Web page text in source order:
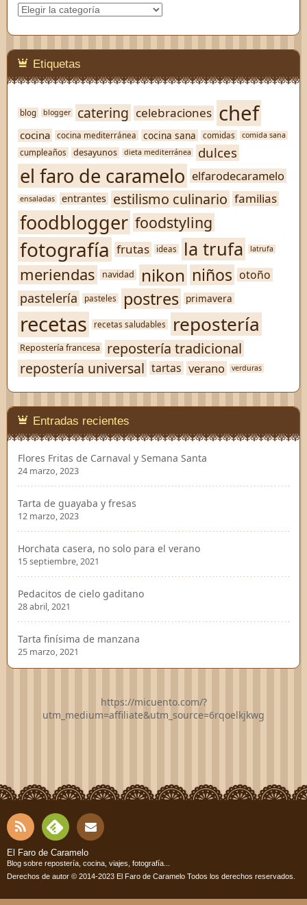
Categorías
Etiquetas
blog blogger catering celebraciones chef
cocina cocina mediterránea cocina sana comidas comida sana
cumpleaños desayunos dieta mediterránea dulces
el faro de caramelo elfarodecaramelo
ensaladas entrantes estilismo culinario familias
foodblogger foodstyling
fotografía frutas ideas la trufa latrufa
meriendas navidad nikon niños otoño
pastelería pasteles postres primavera
recetas recetas saludables repostería
Repostería francesa
repostería tradicional
repostería universal tartas verano verduras
Entradas recientes
Flores Fritas de Carnaval y Semana Santa
24 marzo, 2023
Tarta de guayaba y fresas
12 marzo, 2023
Horchata casera, no solo para el verano
15 septiembre, 2021
Pedacitos de cielo gaditano
28 abril, 2021
Tarta finísima de manzana
25 marzo, 2021
https://micuento.com/?
utm_medium=affiliate&utm_source=6rqoelkjkwg
RSS
Fee
dly
Cont
acto
El Faro de Caramelo
Blog sobre repostería, cocina, viajes, fotografía...
Derechos de autor © 2014-2023 El Faro de Caramelo Todos los derechos reservados.